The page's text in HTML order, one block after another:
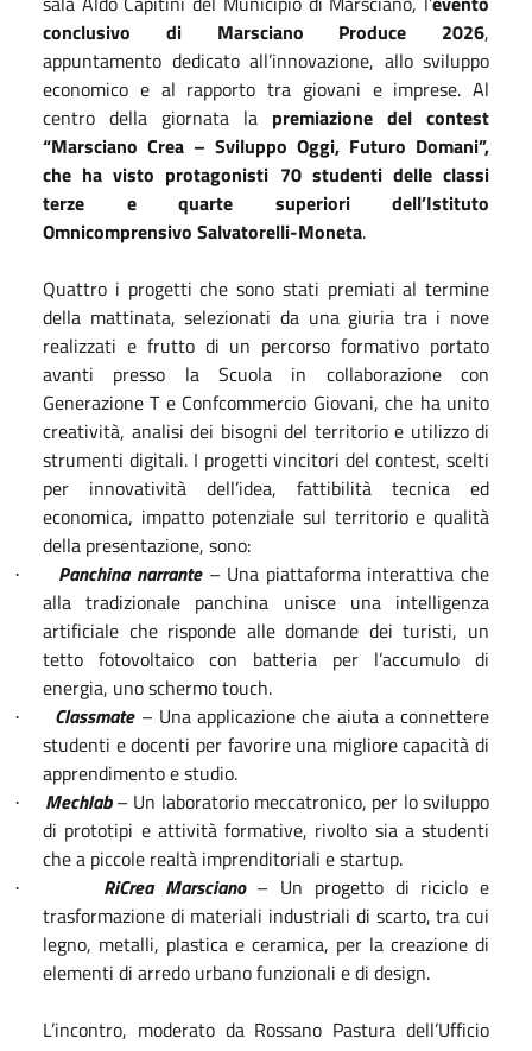
conclusivo di Marsciano Produce 2026,
appuntamento dedicato all’innovazione, allo sviluppo
economico e al rapporto tra giovani e imprese. Al
centro della giornata la premiazione del contest
“Marsciano Crea – Sviluppo Oggi, Futuro Domani”,
che ha visto protagonisti 70 studenti delle classi
terze e quarte superiori dell’Istituto
Omnicomprensivo Salvatorelli-Moneta.
Quattro i progetti che sono stati premiati al termine
della mattinata, selezionati da una giuria tra i nove
realizzati e frutto di un percorso formativo portato
avanti presso la Scuola in collaborazione con
Generazione T e Confcommercio Giovani, che ha unito
creatività, analisi dei bisogni del territorio e utilizzo di
strumenti digitali. I progetti vincitori del contest, scelti
per innovatività dell’idea, fattibilità tecnica ed
economica, impatto potenziale sul territorio e qualità
della presentazione, sono:
· Panchina narrante– Una piattaforma interattiva che
alla tradizionale panchina unisce una intelligenza
artificiale che risponde alle domande dei turisti, un
tetto fotovoltaico con batteria per l’accumulo di
energia, uno schermo touch.
· Classmate– Una applicazione che aiuta a connettere
studenti e docenti per favorire una migliore capacità di
apprendimento e studio.
· Mechlab– Un laboratorio meccatronico, per lo sviluppo
di prototipi e attività formative, rivolto sia a studenti
che a piccole realtà imprenditoriali e startup.
· RiCrea Marsciano– Un progetto di riciclo e
trasformazione di materiali industriali di scarto, tra cui
legno, metalli, plastica e ceramica, per la creazione di
elementi di arredo urbano funzionali e di design.
L’incontro, moderato da Rossano Pastura dell’Ufficio